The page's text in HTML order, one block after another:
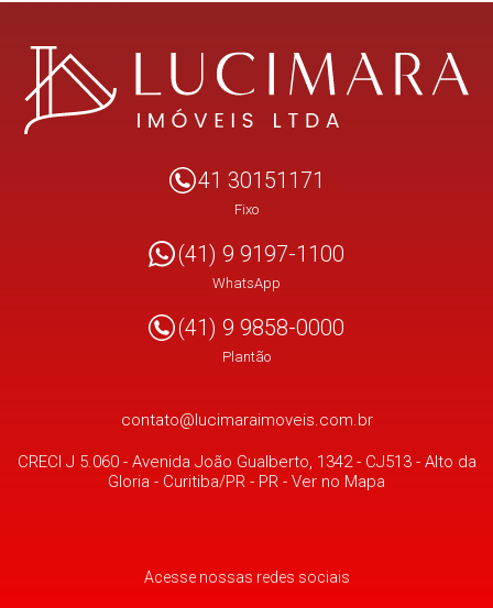
41 30151171
Fixo
(41) 9 9197-1100
WhatsApp
(41) 9 9858-0000
Plantão
contato@lucimaraimoveis.com.br
CRECI J 5.060 - Avenida João Gualberto, 1342 - CJ513- Alto da
Gloria - Curitiba/PR - PR - Ver no Mapa
Acesse nossas redes sociais